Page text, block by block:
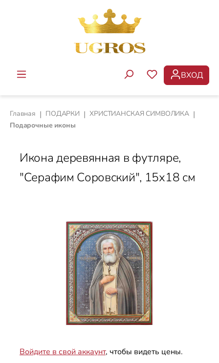
Перейти к основному содержанию
У ВАС ЕСТЬ
ВХОД
Главная | ПОДАРКИ | ХРИСТИАНСКАЯ СИМВОЛИКА |
Подарочные иконы
Икона деревянная в футляре,
"Серафим Соровский", 15х18 см
Войдите в свой аккаунт, чтобы видеть цены.